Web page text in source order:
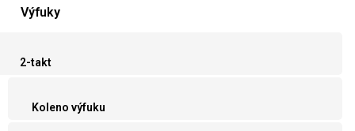
Výfuky
2-takt
Koleno výfuku